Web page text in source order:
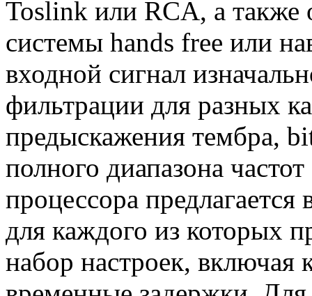
Toslink или RCA, а также
системы hands free или
входной сигнал
фильтрации для разных
предыскажения тембра,
полного диапазона
процессора
для каждого из которых
набор настроек, включая